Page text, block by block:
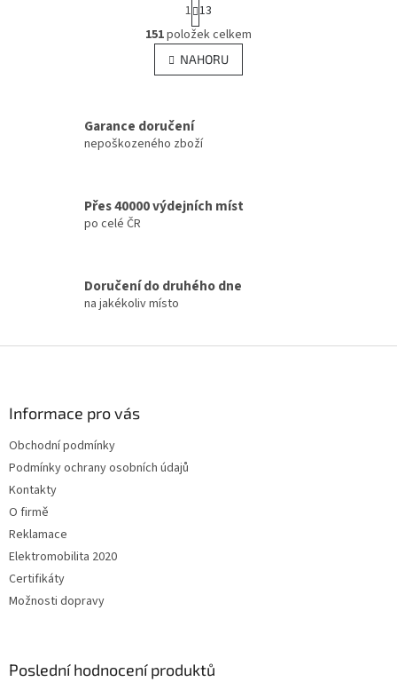
O
v
l
á
í
v
k
p
i
t
r
á
n
k
n
í
1 13
151položek celkem
NAHORU
Garance doručení
nepoškozeného zboží
Přes 40000 výdejních míst
po celé ČR
Doručení do druhého dne
na jakékoliv místo
Informace pro vás
Obchodní podmínky
Podmínky ochrany osobních údajů
Kontakty
O firmě
Reklamace
Elektromobilita 2020
Certifikáty
Možnosti dopravy
Poslední hodnocení produktů